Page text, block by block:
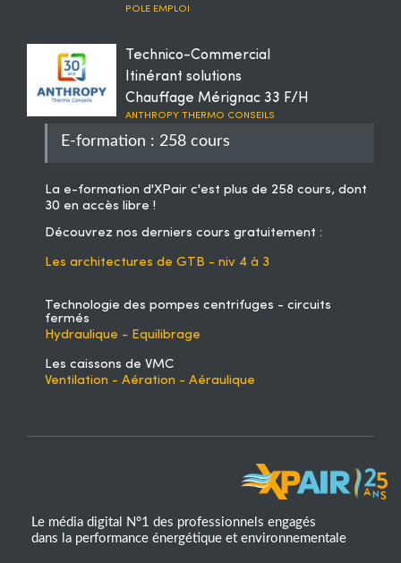
POLE EMPLOI
Technico-Commercial
Itinérant solutions
Chauffage Mérignac 33 F/H
ANTHROPY THERMO CONSEILS
E-formation : 258 cours
La e-formation d'XPair c'est plus de 258 cours, dont
30 en accès libre !
Découvrez nos derniers cours gratuitement :
Les architectures de GTB - niv 4 à 3
Technologie des pompes centrifuges - circuits
fermés
Hydraulique - Equilibrage
Les caissons de VMC
Ventilation - Aération - Aéraulique
Le média digital N°1 des professionnels engagés
dans la performance énergétique et environnementale